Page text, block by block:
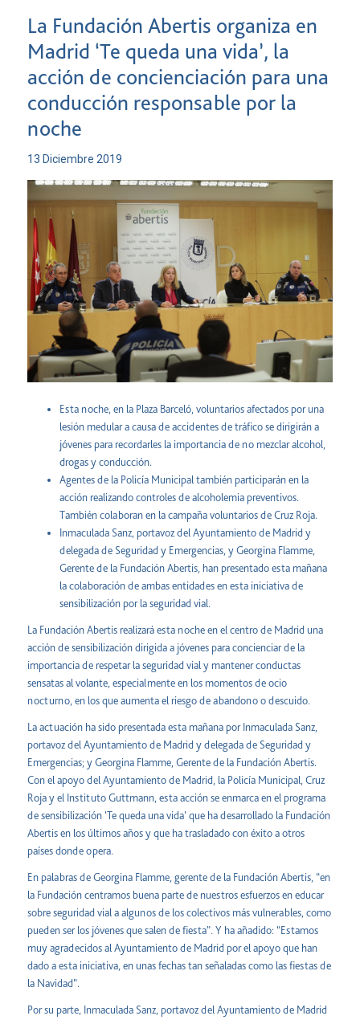
La Fundación Abertis organiza en
Madrid ‘Te queda una vida’, la
acción de concienciación para una
conducción responsable por la
noche
13 Diciembre 2019
Esta noche, en la Plaza Barceló, voluntarios afectados por una
lesión medular a causa de accidentes de tráfico se dirigirán a
jóvenes para recordarles la importancia de no mezclar alcohol,
drogas y conducción.
Agentes de la Policía Municipal también participarán en la
acción realizando controles de alcoholemia preventivos.
También colaboran en la campaña voluntarios de Cruz Roja.
Inmaculada Sanz, portavoz del Ayuntamiento de Madrid y
delegada de Seguridad y Emergencias, y Georgina Flamme,
Gerente de la Fundación Abertis, han presentado esta mañana
la colaboración de ambas entidades en esta iniciativa de
sensibilización por la seguridad vial.
La Fundación Abertis realizará esta noche en el centro de Madrid una
acción de sensibilización dirigida a jóvenes para concienciar de la
importancia de respetar la seguridad vial y mantener conductas
sensatas al volante, especialmente en los momentos de ocio
nocturno, en los que aumenta el riesgo de abandono o descuido.
La actuación ha sido presentada esta mañana por Inmaculada Sanz,
portavoz del Ayuntamiento de Madrid y delegada de Seguridad y
Emergencias; y Georgina Flamme, Gerente de la Fundación Abertis.
Con el apoyo del Ayuntamiento de Madrid, la Policía Municipal, Cruz
Roja y el Instituto Guttmann, esta acción se enmarca en el programa
de sensibilización ‘Te queda una vida’ que ha desarrollado la Fundación
Abertis en los últimos años y que ha trasladado con éxito a otros
países donde opera.
En palabras de Georgina Flamme, gerente de la Fundación Abertis, “en
la Fundación centramos buena parte de nuestros esfuerzos en educar
sobre seguridad vial a algunos de los colectivos más vulnerables, como
pueden ser los jóvenes que salen de fiesta”. Y ha añadido: “Estamos
muy agradecidos al Ayuntamiento de Madrid por el apoyo que han
dado a esta iniciativa, en unas fechas tan señaladas como las fiestas de
la Navidad”.
Por su parte, Inmaculada Sanz, portavoz del Ayuntamiento de Madrid